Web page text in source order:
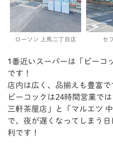
ローソン 上馬二丁目店 セ
1番近いスーパーは「ピーコ
です！
店内は広く、品揃えも豊富で
ピーコックは24時間営業で
三軒茶屋店」と「マルエツ
で、夜が遅くなってしまう
利です！